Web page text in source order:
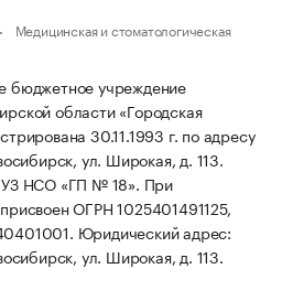
Медицинская и стоматологическая
бюджетное учреждение
области «Городская
30.11.1993 г. по адресу
ул. Широкая, д. 113.
НСО «ГП № 18». При
ОГРН 1025401491125,
Юридический адрес:
ул. Широкая, д. 113.